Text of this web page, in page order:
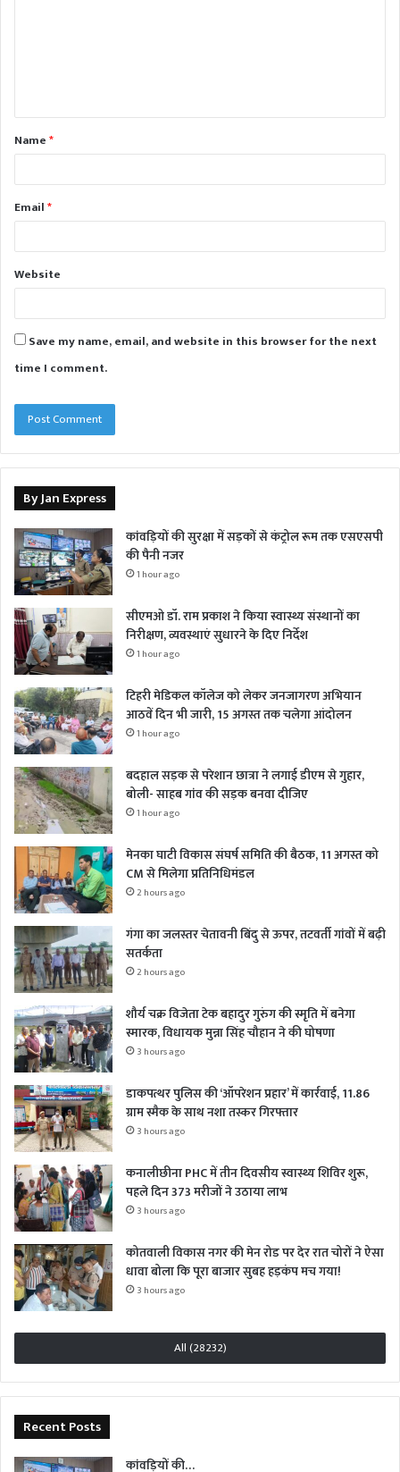
t
*Name*
Email*
Website
Save my name, email, and website in this browser for the next
time I comment.
By Jan Express
कांवड़ियों की सुरक्षा में सड़कों से कंट्रोल रूम तक एसएसपी
की पैनी नजर
1 hour ago
सीएमओ डॉ. राम प्रकाश ने किया स्वास्थ्य संस्थानों का
निरीक्षण, व्यवस्थाएं सुधारने के दिए निर्देश
1 hour ago
टिहरी मेडिकल कॉलेज को लेकर जनजागरण अभियान
आठवें दिन भी जारी, 15 अगस्त तक चलेगा आंदोलन
1 hour ago
बदहाल सड़क से परेशान छात्रा ने लगाई डीएम से गुहार,
बोली- साहब गांव की सड़क बनवा दीजिए
1 hour ago
मेनका घाटी विकास संघर्ष समिति की बैठक, 11 अगस्त को
CM से मिलेगा प्रतिनिधिमंडल
2 hours ago
गंगा का जलस्तर चेतावनी बिंदु से ऊपर, तटवर्ती गांवों में बढ़ी
सतर्कता
2 hours ago
शौर्य चक्र विजेता टेक बहादुर गुरुंग की स्मृति में बनेगा
स्मारक, विधायक मुन्ना सिंह चौहान ने की घोषणा
3 hours ago
डाकपत्थर पुलिस की ‘ऑपरेशन प्रहार’ में कार्रवाई, 11.86
ग्राम स्मैक के साथ नशा तस्कर गिरफ्तार
3 hours ago
कनालीछीना PHC में तीन दिवसीय स्वास्थ्य शिविर शुरू,
पहले दिन 373 मरीजों ने उठाया लाभ
3 hours ago
कोतवाली विकास नगर की मेन रोड पर देर रात चोरों ने ऐसा
धावा बोला कि पूरा बाजार सुबह हड़कंप मच गया!
3 hours ago
All (28232)
Recent Posts
कांवड़ियों की…